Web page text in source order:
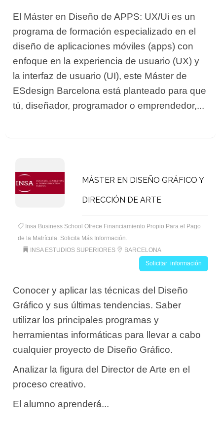
El Máster en Diseño de APPS: UX/Ui es un
programa de formación especializado en el
diseño de aplicaciones móviles (apps) con
enfoque en la experiencia de usuario (UX) y
la interfaz de usuario (UI), este Máster de
ESdesign Barcelona está planteado para que
tú, diseñador, programador o emprendedor,...
MÁSTER EN DISEÑO GRÁFICO Y
DIRECCIÓN DE ARTE
Insa Business School Ofrece Financiamiento Propio Para el Pago
de la Matrícula. Solicita Más Información.
INSA ESTUDIOS SUPERIORES
BARCELONA
Solicitar información
Conocer y aplicar las técnicas del Diseño
Gráfico y sus últimas tendencias. Saber
utilizar los principales programas y
herramientas informáticas para llevar a cabo
cualquier proyecto de Diseño Gráfico.
Analizar la figura del Director de Arte en el
proceso creativo.
El alumno aprenderá...